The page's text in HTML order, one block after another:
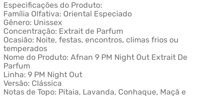
Especificações do Produto:
Família Olfativa: Oriental Especiado
Gênero: Unissex
Concentração: Extrait de Parfum
Ocasião: Noite, festas, encontros, climas frios ou
temperados
Nome do Produto: Afnan 9 PM Night Out Extrait De
Parfum
Linha: 9 PM Night Out
Versão: Clássica
Notas de Topo: Pitaia, Lavanda, Conhaque, Maçã e